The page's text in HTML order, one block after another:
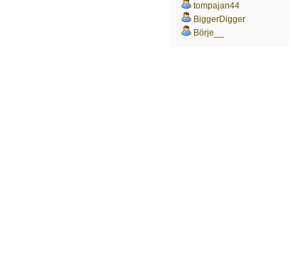
tompajan44
BiggerDigger
Börje__